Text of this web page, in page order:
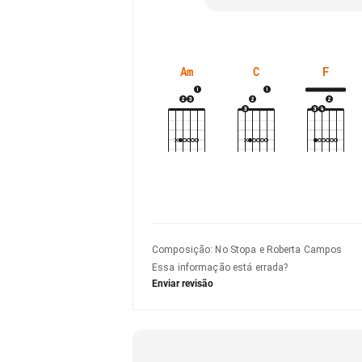
Am C F
Composição: No Stopa e Roberta Campos
Essa informação está errada?
Enviar revisão